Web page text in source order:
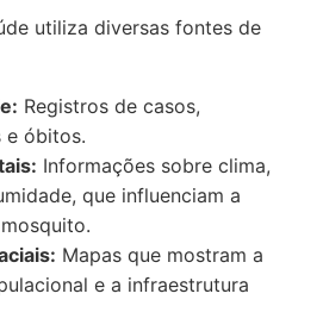
utiliza diversas fontes de
Registros de casos,
e óbitos.
Informações sobre clima,
que influenciam a
Mapas que mostram a
e a infraestrutura